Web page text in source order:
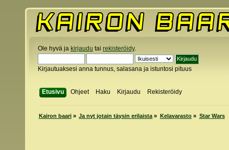
Ole hyvä ja kirjaudu tai rekisteröidy.
Kirjautuaksesi anna tunnus, salasana ja istuntosi pituus
Etusivu Ohjeet Haku Kirjaudu Rekisteröidy
Kairon baari» Ja nyt jotain täysin erilaista » Kelavarasto» Star Wars